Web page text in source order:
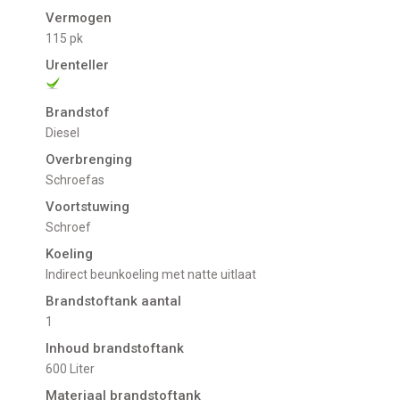
Vermogen
115 pk
Urenteller
Brandstof
Diesel
Overbrenging
Schroefas
Voortstuwing
schroef
Koeling
indirect beunkoeling met natte uitlaat
Brandstoftank aantal
1
Inhoud brandstoftank
600 Liter
Materiaal brandstoftank